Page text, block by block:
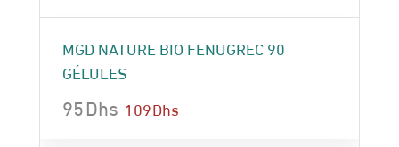
MGD NATURE BIO FENUGREC 90
GÉLULES
109Dhs
95Dhs